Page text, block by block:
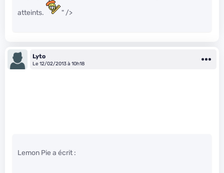
atteints. " />
Lyto
Le 12/02/2013 à 10h18
Lemon Pie a écrit :